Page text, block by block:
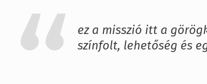
ez a misszió itt a
színfolt, lehetőség és